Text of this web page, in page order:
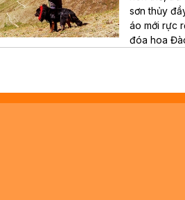
sơn thủy
áo mới rực
đóa hoa